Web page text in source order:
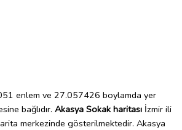
enlem ve 27.057426 boylamda yer
bağlıdır. Akasya Sokak haritası İzmir ili
merkezinde gösterilmektedir. Akasya